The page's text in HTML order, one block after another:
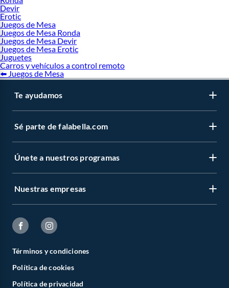
Devir
Erotic
Juegos de Mesa
Juegos de Mesa Ronda
Juegos de Mesa Devir
Juegos de Mesa Erotic
Juguetes
Carros y vehículos a control remoto
⬅️ Juegos de Mesa
Te ayudamos
Sé parte de falabella.com
Únete a nuestros programas
Nuestras empresas
Términos y condiciones
Política de cookies
Política de privacidad